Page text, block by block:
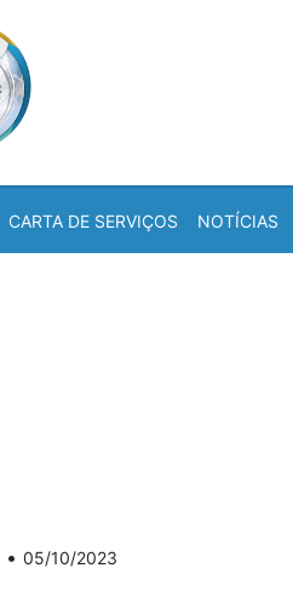
CARTA DE SERVIÇOS NOTÍCIAS
• 05/10/2023